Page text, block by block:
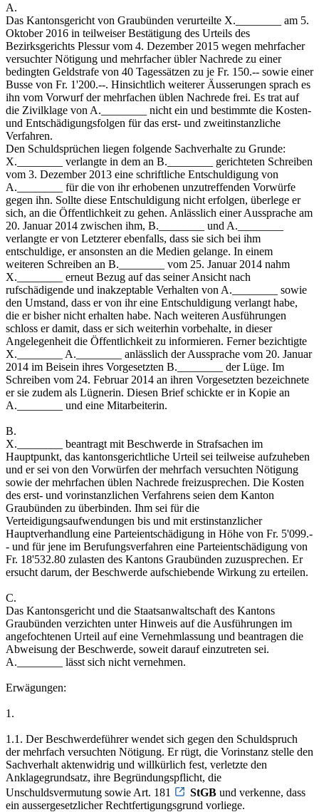
A.
Das Kantonsgericht von Graubünden verurteilte X.________ am 5.
Oktober 2016 in teilweiser Bestätigung des Urteils des
Bezirksgerichts Plessur vom 4. Dezember 2015 wegen mehrfacher
versuchter Nötigung und mehrfacher übler Nachrede zu einer
bedingten Geldstrafe von 40 Tagessätzen zu je Fr. 150.-- sowie einer
Busse von Fr. 1'200.--. Hinsichtlich weiterer Äusserungen sprach es
ihn vom Vorwurf der mehrfachen üblen Nachrede frei. Es trat auf
die Zivilklage von A.________ nicht ein und bestimmte die Kosten-
und Entschädigungsfolgen für das erst- und zweitinstanzliche
Verfahren.
Den Schuldsprüchen liegen folgende Sachverhalte zu Grunde:
X.________ verlangte in dem an B.________ gerichteten Schreiben
vom 3. Dezember 2013 eine schriftliche Entschuldigung von
A.________ für die von ihr erhobenen unzutreffenden Vorwürfe
gegen ihn. Sollte diese Entschuldigung nicht erfolgen, überlege er
sich, an die Öffentlichkeit zu gehen. Anlässlich einer Aussprache am
20. Januar 2014 zwischen ihm, B.________ und A.________
verlangte er von Letzterer ebenfalls, dass sie sich bei ihm
entschuldige, er ansonsten an die Medien gelange. In einem
weiteren Schreiben an B.________ vom 25. Januar 2014 nahm
X.________ erneut Bezug auf das seiner Ansicht nach
rufschädigende und inakzeptable Verhalten von A.________ sowie
den Umstand, dass er von ihr eine Entschuldigung verlangt habe,
die er bisher nicht erhalten habe. Nach weiteren Ausführungen
schloss er damit, dass er sich weiterhin vorbehalte, in dieser
Angelegenheit die Öffentlichkeit zu informieren. Ferner bezichtigte
X.________ A.________ anlässlich der Aussprache vom 20. Januar
2014 im Beisein ihres Vorgesetzten B.________ der Lüge. Im
Schreiben vom 24. Februar 2014 an ihren Vorgesetzten bezeichnete
er sie zudem als Lügnerin. Diesen Brief schickte er in Kopie an
A.________ und eine Mitarbeiterin.
B.
X.________ beantragt mit Beschwerde in Strafsachen im
Hauptpunkt, das kantonsgerichtliche Urteil sei teilweise aufzuheben
und er sei von den Vorwürfen der mehrfach versuchten Nötigung
sowie der mehrfachen üblen Nachrede freizusprechen. Die Kosten
des erst- und vorinstanzlichen Verfahrens seien dem Kanton
Graubünden zu überbinden. Ihm sei für die
Verteidigungsaufwendungen bis und mit erstinstanzlicher
Hauptverhandlung eine Parteientschädigung in Höhe von Fr. 5'099.-
- und für jene im Berufungsverfahren eine Parteientschädigung von
Fr. 18'532.80 zulasten des Kantons Graubünden zuzusprechen. Er
ersucht darum, der Beschwerde aufschiebende Wirkung zu erteilen.
C.
Das Kantonsgericht und die Staatsanwaltschaft des Kantons
Graubünden verzichten unter Hinweis auf die Ausführungen im
angefochtenen Urteil auf eine Vernehmlassung und beantragen die
Abweisung der Beschwerde, soweit darauf einzutreten sei.
A.________ lässt sich nicht vernehmen.
Erwägungen:
1.
1.1. Der Beschwerdeführer wendet sich gegen den Schuldspruch
der mehrfach versuchten Nötigung. Er rügt, die Vorinstanz stelle den
Sachverhalt aktenwidrig und willkürlich fest, verletzte den
Anklagegrundsatz, ihre Begründungspflicht, die
Unschuldsvermutung sowie Art. 181
StGB und verkenne, dass
ein aussergesetzlicher Rechtfertigungsgrund vorliege.